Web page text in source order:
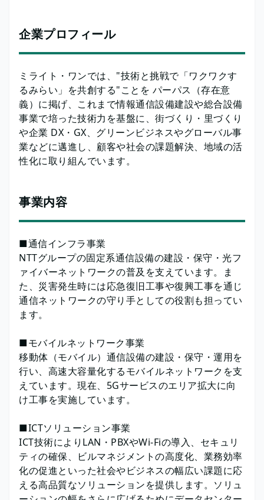
企業プロフィール
ミライト・ワンでは、"技術と挑戦で「ワクワクす
るみらい」を共創する"ことを パーパス（存在意
義）に掲げ、これまで情報通信設備建設や総合設備
事業で培った技術力を基盤に、街づくり・里づくり
や企業 DX・GX、グリーンビジネスやグローバル事
業などに邁進し、顧客や社会の課題解決、地域の活
性化に取り組んでいます。
事業内容
■通信インフラ事業
NTTグループの固定系通信設備の建設・保守・光フ
ァイバーネットワークの普及を支えています。ま
た、災害発生時には応急復旧工事や復興工事を通じ
通信ネットワークの守り手としての役割も担ってい
ます。
■モバイルネットワーク事業
移動体（モバイル）通信設備の建設・保守・運用を
行い、高速大容量化するモバイルネットワークを支
えています。現在、5Gサービスのエリア拡大に向
け工事を実施しています。
■ICTソリューション事業
ICT技術によりLAN・PBXやWi-Fiの導入、セキュリ
ティの確保、ビルマネジメントの高度化、業務効率
化の促進といった社会やビジネスの幅広い課題に応
える高品質なソリューションを提供します。ソリュ